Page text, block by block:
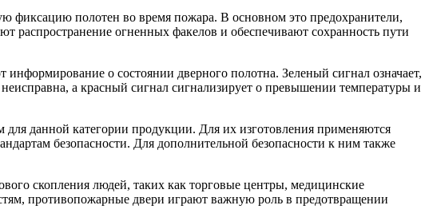
полотен во время пожара. В основном это предохранители,
распространение огненных факелов и обеспечивают сохранность пути
о состоянии дверного полотна. Зеленый сигнал означает,
а красный сигнал сигнализирует о превышении температуры и
данной категории продукции. Для их изготовления применяются
безопасности. Для дополнительной безопасности к ним также
скопления людей, таких как торговые центры, медицинские
противопожарные двери играют важную роль в предотвращении